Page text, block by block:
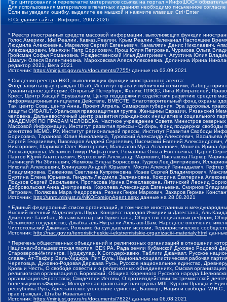
При цитировании и перепечатке материалов ссылка на портал «ИнфоШОС»
Для использования материалов в печатных изданиях необходимо письменное
Если вы увидели ошибку, выделите ее мышкой и нажмите клавиши Ctrl+Enter
©Создание сайта - Инфорос, 2007-2026
* Реестр иностранных средств массовой информации, выполняющих функции
Голос Америки, Idel.Реалии, Кавказ.Реалии, Крым.Реалии, Телеканал Настоящее
Людмила Алексеевна, Маркелов Сергей Евгеньевич, Камалягин Денис Николаевич,
Александрович, Маняхин Петр Борисович, Ярош Юлия Петровна, Чуракова Ольга
Гройсман Софья Романовна, Рождественский Илья Дмитриевич, Апухтина Юлия
Шмагун Олеся Валентиновна, Мароховская Алеся Алексеевна, Долинина Ирина
редактор 2021, Вега 2021
Источник: https://minjust.gov.ru/ru/documents/7755/ данные на 03.09.2021
* Сведения реестра НКО, выполняющих функции иностранного агента:
Фонд защиты прав граждан Штаб, Институт права и публичной политики,
Гуманитарное действие, Открытый Петербург, Феникс ПЛЮС, Лига Избирателей,
Крест, Центр Хасдей Ерушалаим, Центр поддержки и содействия развитию средств
информационных инициатив Действие, ВМЕСТЕ, Благотворительный фонд охраны
Так, центр Сова, центр Анна, Проект Апрель, Самарская губерния, Эра здоровья,
защиты СИБАЛЬТ, Уральская правозащитная группа, Женщины Евразии, Рязанский
человека, Дальневосточный центр развития гражданских инициатив и социального
АКАДЕМИЯ ПО ПРАВАМ ЧЕЛОВЕКА, Частное учреждение Совета Министров северных
Массовой Информации, Институт развития прессы - Сибирь, Фонд поддержки
агентство МЕМО. РУ, Институт региональной прессы, Институт Развития Свободы
Борисовна, Таранова Юлия Николаевна, Туровский Александр Алексеевич,
Сергей Георгиевич, Пивоваров Андрей Сергеевич, Писемский Евгений
Викторович, Шарипков Олег Викторович, Мальсагов Муса Асланович, Мошель Ирина
Александровна, Исламов Тимур Рифгатович, Романова Ольга Евгеньевна, Щаров
Паутов Юрий Анатольевич, Верховский Александр Маркович, Пислакова-Паркер
Рачинский Ян Збигневич, Жемкова Елена Борисовна, Гудков Лев Дмитриевич,
Николай Алексеевич, Блинушов Андрей Юрьевич, Мосин Алексей Геннадьевич,
Владимировна, Баженова Светлана Куприяновна, Исаев Сергей Владимирович,
Буртина Елена Юрьевна, Гендель Людмила Залмановна, Кокорина Екатерина
Подузов Сергей Васильевич, Протасова Ирина Вячеславовна, Литинский Леонид
Добровольская Анна Дмитриевна, Королева Александра Евгеньевна, Смирнов
Петрович, Полякова Мара Федоровна, Резник Генри Маркович, Захаров Герман
Источник: http://unro.minjust.ru/NKOForeignAgent.aspx данные на 28.08.2021
* Единый федеральный список организаций, в том числе иностранных и
Высший военный Маджлисуль Шура, Конгресс народов Ичкерии и Дагестана, Аль-
Движение Талибан, Исламская партия Туркестана, Общество социальных реформ,
Исламское государство, Джабха аль-Нусра ли-Ахль аш-Шам, Народное ополчение
Чистопольский Джамаат, Рохнамо ба суи давлати исломи, Террористическое
Источник: http://nac.gov.ru/terroristicheskie-i-ekstremistskie-organizacii-i-materialy.html
* Перечень общественных объединений и религиозных организаций в отношении
Национал-большевистская партия, ВЕК РА, Рада земли Кубанской Духовно Родовой
Староверов-Инглингов, Нурджулар, К Богодержавию, Таблиги Джамаат, Русское
славян, Ат-Такфир Валь-Хиджра, Пит Буль, Национал-социалистическая рабочая
Череповца, Духовно-Родовая Держава Русь, Русское национальное единство,
Кровь и Честь, О свободе совести и о религиозных объединениях, Омская
религиозная организация п. Боровский, Община Коренного Русского народа
организация «Братство», Свидетели Иеговы, О противодействии экстремистской
болельщиков «Фирма», Молодежная правозащитная группа МПГ, Курсом Правды и
республика Русь, Арестантское уголовное единство, Башкорт, Нация и свобода,
прав граждан, Штабы Навального
Источник: https://minjust.gov.ru/ru/documents/7822/ данные на 06.08.2021